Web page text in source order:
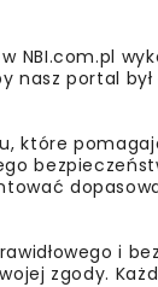
Dróg
NBI.com.pl
portal
które
i
zgody.